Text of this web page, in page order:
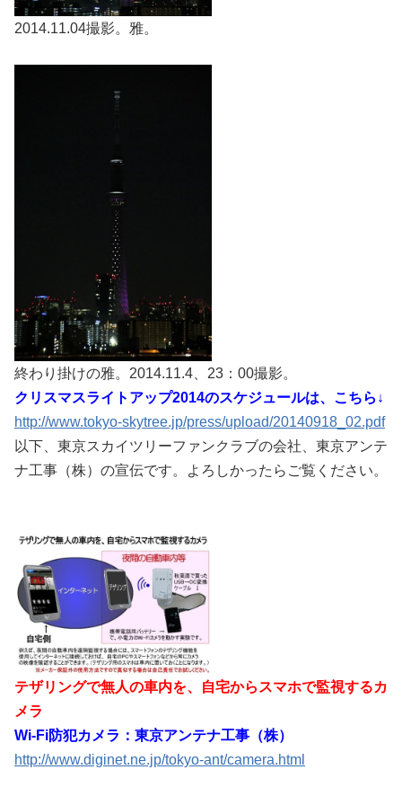
2014.11.04撮影。雅。
終わり掛けの雅。2014.11.4、23：00撮影。
クリスマスライトアップ2014のスケジュールは、こちら↓
http://www.tokyo-skytree.jp/press/upload/20140918_02.pdf
以下、東京スカイツリーファンクラブの会社、東京アンテ
ナ工事（株）の宣伝です。よろしかったらご覧ください。
テザリングで無人の車内を、自宅からスマホで監視するカ
メラ
Wi-Fi防犯カメラ：東京アンテナ工事（株）
http://www.diginet.ne.jp/tokyo-ant/camera.html